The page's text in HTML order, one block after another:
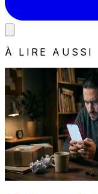
À LIRE AUSSI